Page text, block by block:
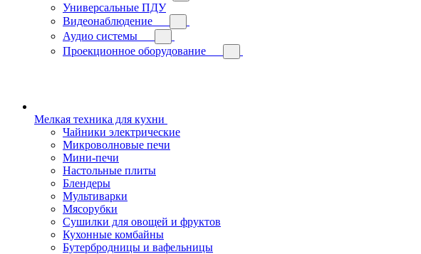
Универсальные ПДУ
Видеонаблюдение
Аудио системы
Проекционное оборудование
Мелкая техника для кухни
Чайники электрические
Микроволновые печи
Мини-печи
Настольные плиты
Блендеры
Мультиварки
Мясорубки
Сушилки для овощей и фруктов
Кухонные комбайны
Бутербродницы и вафельницы